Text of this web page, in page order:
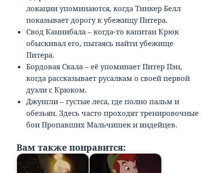
локации упоминаются, когда Тинкер Белл
показывает дорогу к убежищу Питера.
Свод Каннибала – когда-то капитан Крюк
обыскивал его, пытаясь найти убежище
Питера.
Бордовая Скала – её упоминает Питер Пэн,
когда рассказывает русалкам о своей первой
дуэли с Крюком.
Джунгли – густые леса, где полно пальм и
обезьян. Здесь часто проходят тренировочные
бои Пропавших Мальчишек и индейцев.
Вам также понравится: